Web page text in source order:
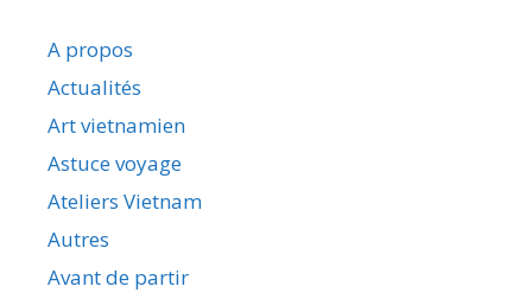
A propos
Actualités
Art vietnamien
Astuce voyage
Ateliers Vietnam
Autres
Avant de partir